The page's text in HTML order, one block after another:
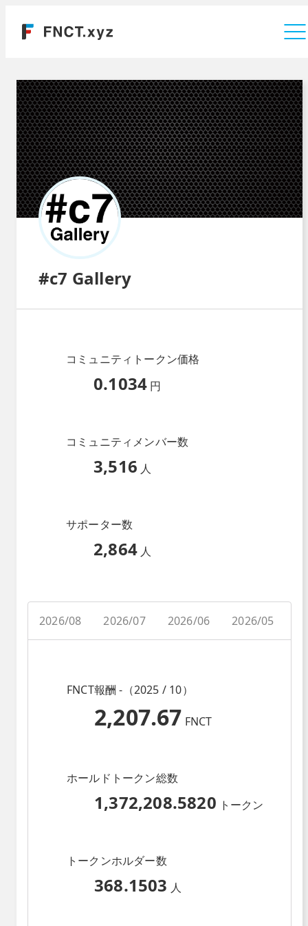
#c7 Gallery
コミュニティトークン価格
0.1034 円
コミュニティメンバー数
3,516 人
サポーター数
2,864 人
2026/08 2026/07 2026/06 2026/05
FNCT報酬 -（2025 / 10）
2,207.67 FNCT
ホールドトークン総数
1,372,208.5820 トークン
トークンホルダー数
368.1503 人